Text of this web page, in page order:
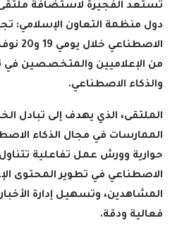
تستعد الفجيرة لاستضافة ملتقى
دول منظمة التعاون الإسلامي:
من الإعلاميين والمتخصصين في
والذكاء الاصطناعي.
الملتقى، الذي يهدف إلى تبادل
الممارسات في مجال الذكاء
حوارية وورش عمل تفاعلية
الاصطناعي في تطوير المحتوى
المشاهدين، وتسهيل إدارة
فعالية ودقة.